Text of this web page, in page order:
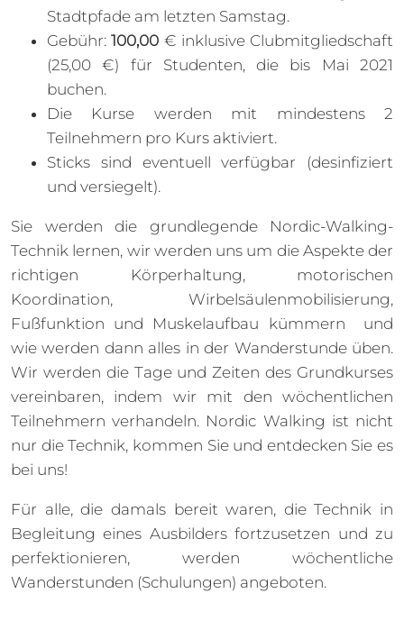
Stadtpfade am letzten Samstag.
Gebühr:100,00 € inklusive Clubmitgliedschaft
(25,00 €) für Studenten, die bis Mai 2021
buchen.
Die Kurse werden mit mindestens 2
Teilnehmern pro Kurs aktiviert.
Sticks sind eventuell verfügbar (desinfiziert
und versiegelt).
Sie werden die grundlegende Nordic-Walking-
Technik lernen, wir werden uns um die Aspekte der
richtigen Körperhaltung, motorischen
Koordination, Wirbelsäulenmobilisierung,
Fußfunktion und Muskelaufbau kümmern und
wie werden dann alles in der Wanderstunde üben.
Wir werden die Tage und Zeiten des Grundkurses
vereinbaren, indem wir mit den wöchentlichen
Teilnehmern verhandeln. Nordic Walking ist nicht
nur die Technik, kommen Sie und entdecken Sie es
bei uns!
Für alle, die damals bereit waren, die Technik in
Begleitung eines Ausbilders fortzusetzen und zu
perfektionieren, werden wöchentliche
Wanderstunden (Schulungen) angeboten.